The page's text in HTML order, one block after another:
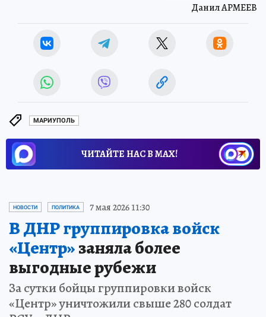
Данил АРМЕЕВ
МАРИУПОЛЬ
ЧИТАЙТЕ НАС В МАХ!
НОВОСТИ ПОЛИТИКА 7 мая 2026 11:30
В ДНР группировка войск
«Центр»заняла более
выгодные рубежи
За сутки бойцы группировки войск
«Центр» уничтожили свыше 280 солдат